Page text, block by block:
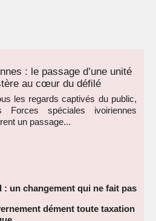
: le passage d’une unité
au cœur du défilé
les regards captivés du public,
Forces spéciales ivoiriennes
un passage...
: un changement qui ne fait pas
dément toute taxation